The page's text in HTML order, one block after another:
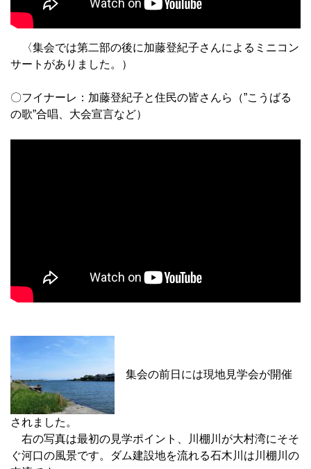
〈集会では第二部の後に加藤登紀子さんによるミニコン
サートがありました。）
〇フイナーレ：加藤登紀子と住民の皆さんら（”こうばる
の歌”合唱、大会宣言など）
集会の前日には現地見学会が開催
されました。
右の写真は最初の見学ポイント、川棚川が大村湾にそそ
ぐ河口の風景です。ダム建設地を流れる石木川は川棚川の